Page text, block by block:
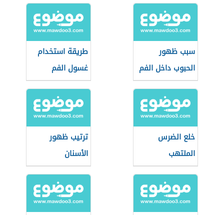
سبب ظهور
الحبوب داخل الفم
طريقة استخدام
غسول الفم
خلع الضرس
الملتهب
ترتيب ظهور
الأسنان